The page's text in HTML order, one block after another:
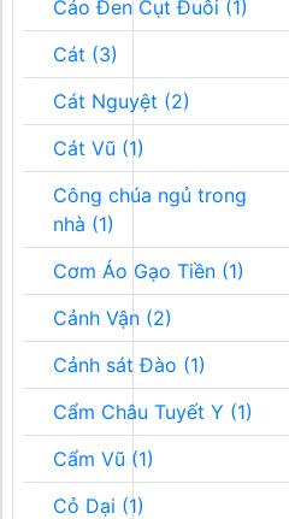
Cáo Đen Cụt Đuôi (1)
Cát (3)
Cát Nguyệt (2)
Cát Vũ (1)
Công chúa ngủ trong
nhà (1)
Cơm Áo Gạo Tiền (1)
Cảnh Vận (2)
Cảnh sát Đào (1)
Cẩm Châu Tuyết Y (1)
Cẩm Vũ (1)
Cỏ Dại (1)